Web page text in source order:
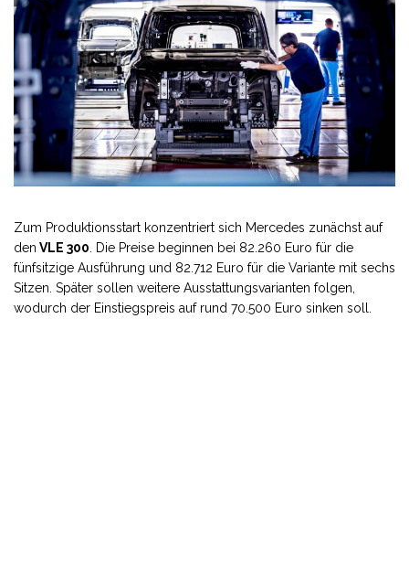
Zum Produktionsstart konzentriert sich Mercedes zunächst auf
den VLE 300 . Die Preise beginnen bei 82.260 Euro für die
fünfsitzige Ausführung und 82.712 Euro für die Variante mit sechs
Sitzen. Später sollen weitere Ausstattungsvarianten folgen,
wodurch der Einstiegspreis auf rund 70.500 Euro sinken soll.